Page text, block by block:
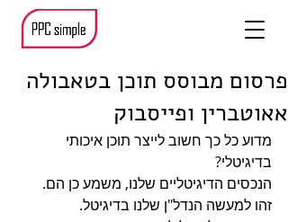
פרסום מבוסס תוכן בטאבולה
אאוטברין ופייסבוק
מדוע כל כך חשוב לייצר תוכן איכותי
בדיגיטלי?
הנכסים הדיגיטליים שלנו, משמע כן הם.
זהו למעשה הנדל"ן שלנו בדיגיטל.